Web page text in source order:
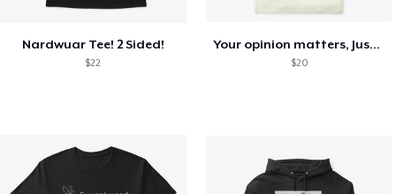
Nardwuar Tee! 2 Sided!
$22
Your opinion matters, Just not to me!
$20